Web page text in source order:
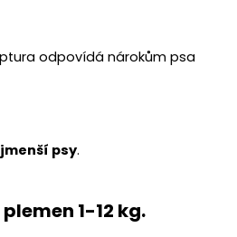
odpovídá nárokům psa
psy.
1-12 kg.